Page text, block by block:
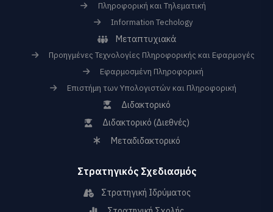
Πληροφορική και Τηλεματική
Information Techology
Μεταπτυχιακά
Προηγμένες Τεχνολογίες Πληροφορικής και Εφαρμογές
Εφαρμοσμένη Πληροφορική
Επιστήμη των Υπολογιστών και Πληροφορική
Διδακτορικό
Διδακτορικό (Διεθνές)
Μεταδιδακτορικό
Στρατηγικός Σχεδιασμός
Στρατηγική Ιδρύματος